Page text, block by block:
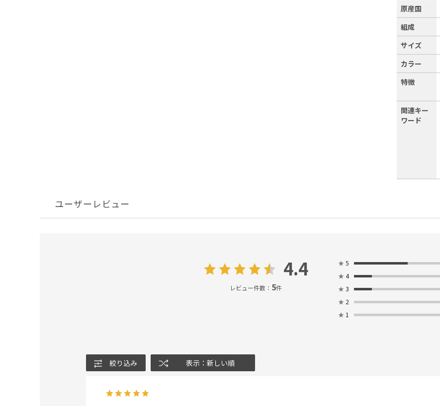
原産国
組成
サイズ
カラー
特徴
関連キー
ワード
ユーザーレビュー
4.4
レビュー件数： 5件
★ 5
★ 4
★ 3
★ 2
★ 1
絞り込み 表示：新しい順